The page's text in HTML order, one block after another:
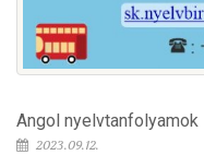
Angol nyelvtanfolyamok
2023.09.12.